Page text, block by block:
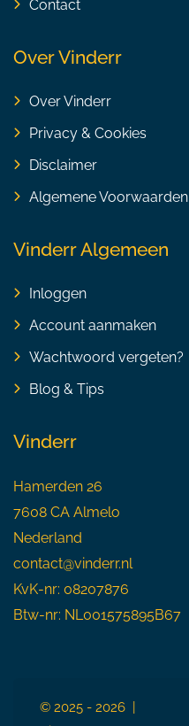
Contact
Over Vinderr
Over Vinderr
Privacy & Cookies
Disclaimer
Algemene Voorwaarden
Vinderr Algemeen
Inloggen
Account aanmaken
Wachtwoord vergeten?
Blog & Tips
Vinderr
Hamerden 26
7608 CA Almelo
Nederland
contact@vinderr.nl
KvK-nr: 08207876
Btw-nr: NL001575895B67
© 2025 - 2026 |